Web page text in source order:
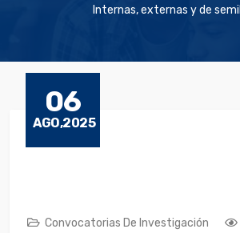
Internas, externas y de
06
AGO,2025
Convocatorias De Investigación